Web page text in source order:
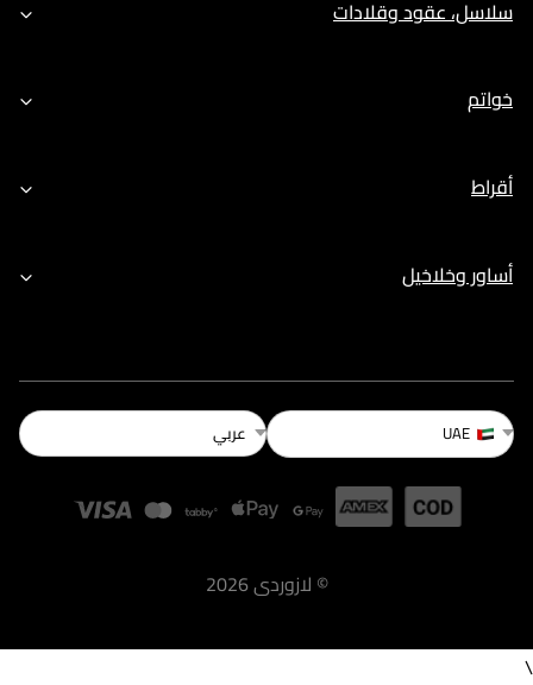
سلاسل، عقود وقلادات
خواتم
أقراط
أساور وخلاخيل
UAE عربي
© لازوردى2026
\